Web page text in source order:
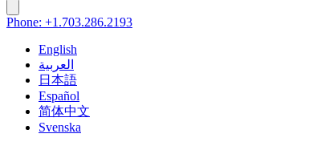
Phone: +1.703.286.2193
English
العربية
日本語
Español
简体中文
Svenska